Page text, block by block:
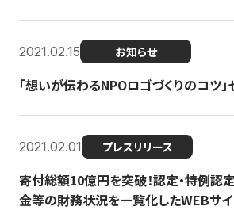
2021.02.15 お知らせ
「想いが伝わるNPOロゴづくりのコツ」
2021.02.01 プレスリリース
寄付総額10億円を突破！認定・特例認
金等の財務状況を一覧化したWEBサ